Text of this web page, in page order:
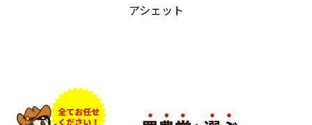
アシェット